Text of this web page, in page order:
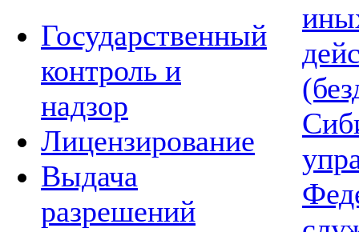
Государственный
контроль и
надзор
Лицензирование
Выдача
разрешений